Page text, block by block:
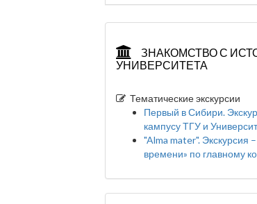
ЗНАКОМСТВО С
УНИВЕРСИТЕТА
Тематические экскурсии
Первый в Сибири.
кампусу ТГУ и
"Alma mater". Экскурсия
времени» по главному